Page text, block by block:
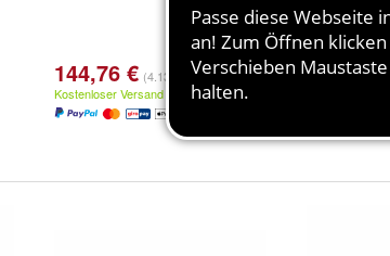
144,76 € (4.136,00 € / l)
Kostenloser Versand
Ml
196,85 €